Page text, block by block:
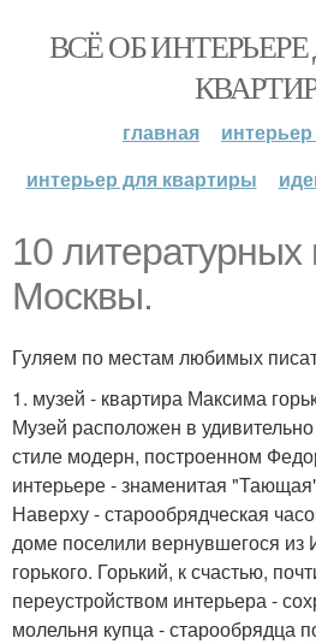
ВСЁ ОБ
главная
интерьер для квартиры
10 литературных
Москвы.
Гуляем по местам любимых
1. музей - квартира Максима
Музей расположен в
стиле модерн, построенном
интерьере - знаменитая
Наверху - старообрядческая
доме поселили вернувшегося из
горького. Горький, к счастью,
переустройством интерьера -
молельня купца - старообрядца